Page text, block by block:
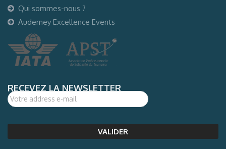
Qui sommes-nous ?
Auderney Excellence Events
RECEVEZ LA NEWSLETTER